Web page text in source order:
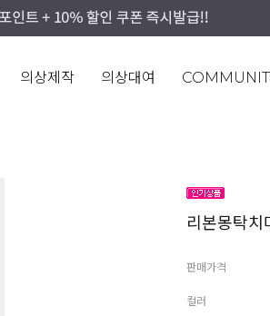
의상제작 의상대여
리본몽탁치
판매가격
컬러